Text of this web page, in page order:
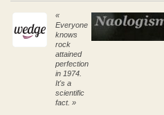
«
Everyone
knows
rock
attained
perfection
in 1974.
It's a
scientific
fact. »